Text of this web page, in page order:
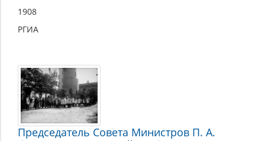
1908
РГИА
Председатель Совета Министров П. А.